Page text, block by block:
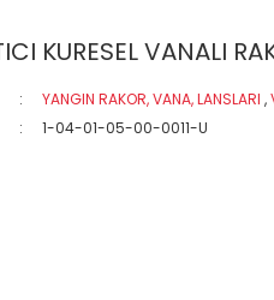
KURESEL VANALI
YANGIN RAKOR, VANA, LANSLARI ,
1-04-01-05-00-0011-U